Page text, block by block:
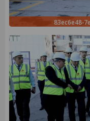
83ec6e48-